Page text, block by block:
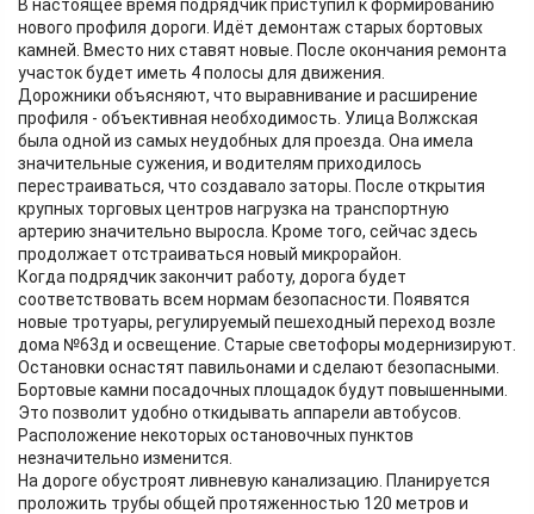
В настоящее время подрядчик приступил к формированию
нового профиля дороги. Идёт демонтаж старых бортовых
камней. Вместо них ставят новые. После окончания ремонта
участок будет иметь 4 полосы для движения.
Дорожники объясняют, что выравнивание и расширение
профиля - объективная необходимость. Улица Волжская
была одной из самых неудобных для проезда. Она имела
значительные сужения, и водителям приходилось
перестраиваться, что создавало заторы. После открытия
крупных торговых центров нагрузка на транспортную
артерию значительно выросла. Кроме того, сейчас здесь
продолжает отстраиваться новый микрорайон.
Когда подрядчик закончит работу, дорога будет
соответствовать всем нормам безопасности. Появятся
новые тротуары, регулируемый пешеходный переход возле
дома №63д и освещение. Старые светофоры модернизируют.
Остановки оснастят павильонами и сделают безопасными.
Бортовые камни посадочных площадок будут повышенными.
Это позволит удобно откидывать аппарели автобусов.
Расположение некоторых остановочных пунктов
незначительно изменится.
На дороге обустроят ливневую канализацию. Планируется
проложить трубы общей протяженностью 120 метров и